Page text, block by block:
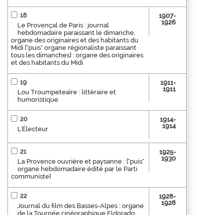
18
Le Provençal de Paris : journal
hebdomadaire paraissant le dimanche,
organe des originaires et des habitants du
Midi ["puis" organe régionaliste paraissant
tous les dimanches] : organe des originaires
et des habitants du Midi
1907-
1926
19
Lou Troumpeteaïre : littéraire et
humoristique
1911-
1911
20
L'Électeur
1914-
1914
21
La Provence ouvrière et paysanne : ["puis"
organe hebdomadaire édité par le Parti
communiste]
1925-
1930
22
Journal du film des Basses-Alpes : organe
de la Tournée cinégraphique Eldorado
1928-
1928